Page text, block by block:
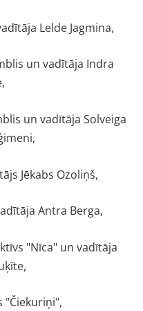
Lelde Jagmina,
un vadītāja Indra
un vadītāja Solveiga
Jēkabs Ozoliņš,
Antra Berga,
"Nīca" un vadītāja
"Čiekuriņi",